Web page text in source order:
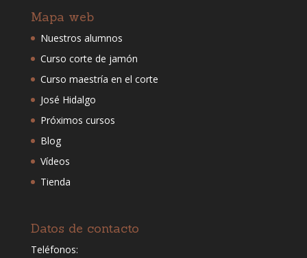
Mapa web
Nuestros alumnos
Curso corte de jamón
Curso maestría en el corte
José Hidalgo
Próximos cursos
Blog
Vídeos
Tienda
Datos de contacto
Teléfonos: